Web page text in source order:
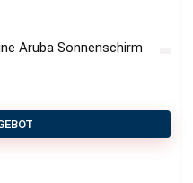
Aruba Sonnenschirm